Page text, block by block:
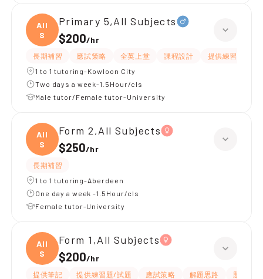
All
S
Primary 5,All Subjects
$200/hr
長期補習 應試策略 全英上堂 課程設計
提供練習題/試題
1 to 1 tutoring-Kowloon City
Two days a week-1.5Hour/cls
Male tutor/Female tutor-University
All
S
Form 2,All Subjects
$250/hr
長期補習
1 to 1 tutoring-Aberdeen
One day a week -1.5Hour/cls
Female tutor-University
All
S
Form 1,All Subjects
$200/hr
提供筆記 提供練習題/試題 應試策略 解題思路
題目講解